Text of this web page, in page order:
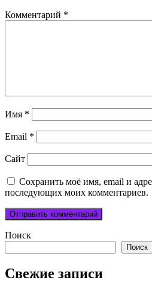
Комментарий *
Имя *
Email *
Сайт
Сохранить моё имя, email и
последующих моих комментариев.
Поиск
Поиск
Свежие записи